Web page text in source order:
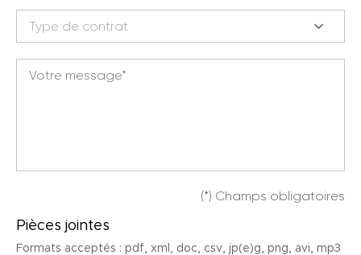
(*) Champs obligatoires
Pièces jointes
Formats acceptés : pdf, xml, doc, csv, jp(e)g, png, avi, mp3